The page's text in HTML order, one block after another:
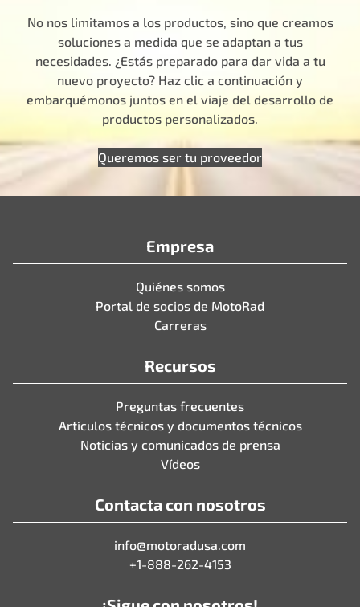
No nos limitamos a los productos, sino que creamos
soluciones a medida que se adaptan a tus
necesidades. ¿Estás preparado para dar vida a tu
nuevo proyecto? Haz clic a continuación y
embarquémonos juntos en el viaje del desarrollo de
productos personalizados.
Queremos ser tu proveedor
Empresa
Quiénes somos
Portal de socios de MotoRad
Carreras
Recursos
Preguntas frecuentes
Artículos técnicos y documentos técnicos
Noticias y comunicados de prensa
Vídeos
Contacta con nosotros
info@motoradusa.com
+1-888-262-4153